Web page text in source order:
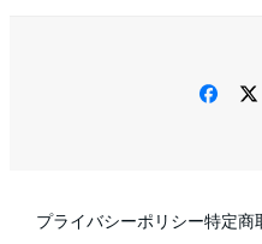
プライバシーポリシー特定商